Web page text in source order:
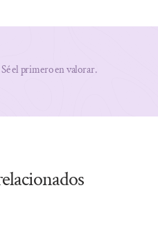
Sé el primero en valorar.